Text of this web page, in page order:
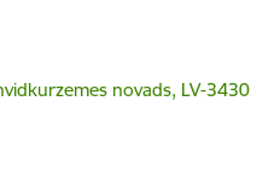
novads, LV-3430